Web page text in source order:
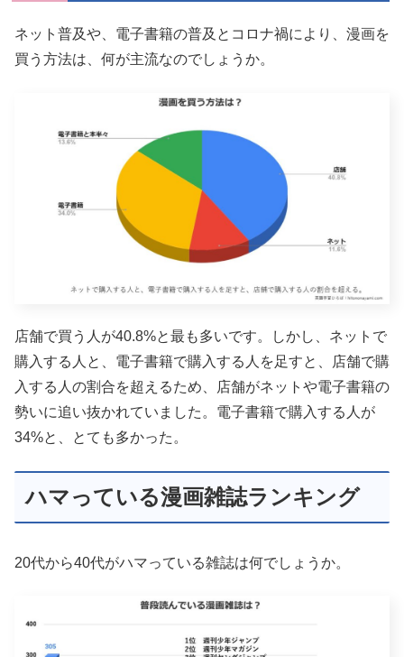
ネット普及や、電子書籍の普及とコロナ禍により、漫画を
買う方法は、何が主流なのでしょうか。
店舗で買う人が40.8%と最も多いです。しかし、ネットで
購入する人と、電子書籍で購入する人を足すと、店舗で購
入する人の割合を超えるため、店舗がネットや電子書籍の
勢いに追い抜かれていました。電子書籍で購入する人が
34%と、とても多かった。
ハマっている漫画雑誌ランキング
20代から40代がハマっている雑誌は何でしょうか。